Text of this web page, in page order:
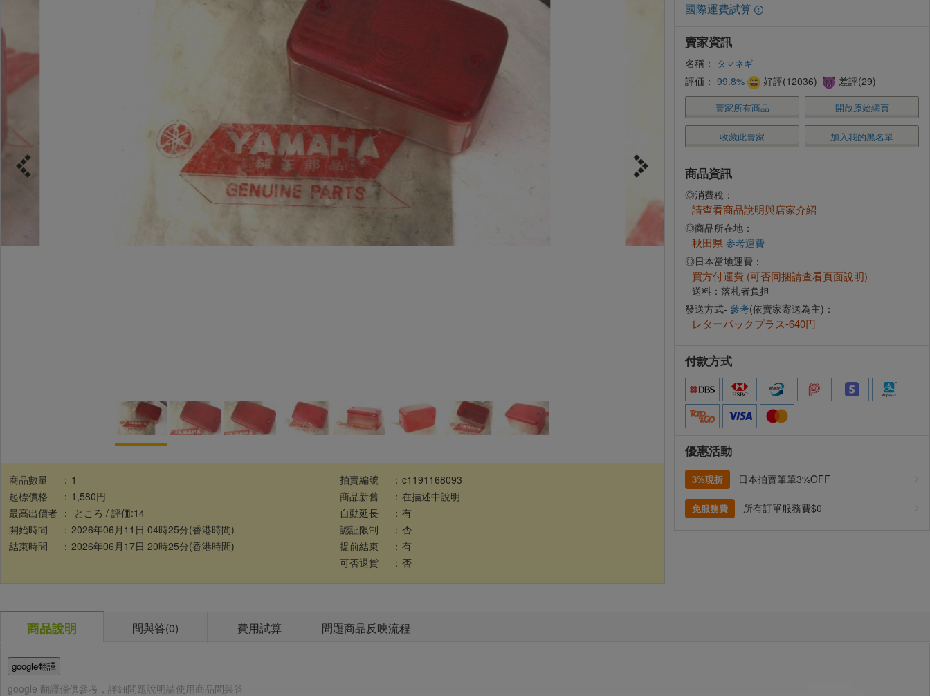
商品數量 ： 1
起標價格
： 1,580円
最高出價者 ：
ところ / 評価:14
開始時間
： 2026年06月11日 04時25分(香港時間)
結束時間
： 2026年06月17日 20時25分(香港時間)
拍賣編號 ： c1191168093
商品新舊
： 在描述中說明
自動延長
： 有
認証限制
： 否
提前結束
： 有
可否退貨
： 否
國際運費試算
賣家資訊
名稱： タマネギ
評価：99.8% 好評(12036) 差評(29)
賣家所有商品 開啟原始網頁
收藏此賣家 加入我的黑名單
商品資訊
◎消費稅：
請查看商品說明與店家介紹
◎商品所在地：
秋田県 参考運費
◎日本當地運費：
買方付運費 (可否同捆請查看頁面說明)
送料：落札者負担
發送方式-參考(依賣家寄送為主)：
レターパックプラス-640円
付款方式
優惠活動
3%現折 日本拍賣筆筆3%OFF
免服務費 所有訂單服務費$0
商品說明 問與答(0) 費用試算 問題商品反映流程
google翻譯
google 翻譯僅供參考，詳細問題說明請使用商品問與答